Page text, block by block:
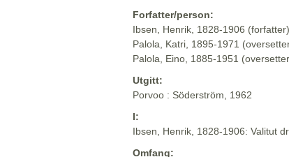
Forfatter/person:
Ibsen, Henrik, 1828-1906 (forfatter)
Palola, Katri, 1895-1971
Palola, Eino, 1885-1951
Utgitt:
Porvoo : Söderström, 1962
I:
Ibsen, Henrik, 1828-1906: Valitut
Omfang: